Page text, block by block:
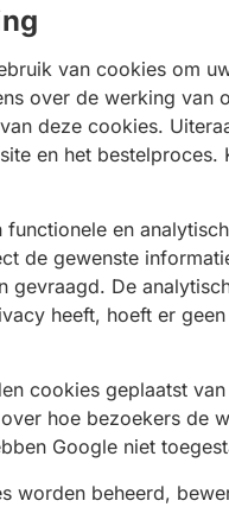
van cookies om
over de werking van
deze cookies.
en het
functionele en
de gewenste
gevraagd. De
heeft, hoeft er
cookies geplaatst
hoe bezoekers de
Google niet
worden beheerd,